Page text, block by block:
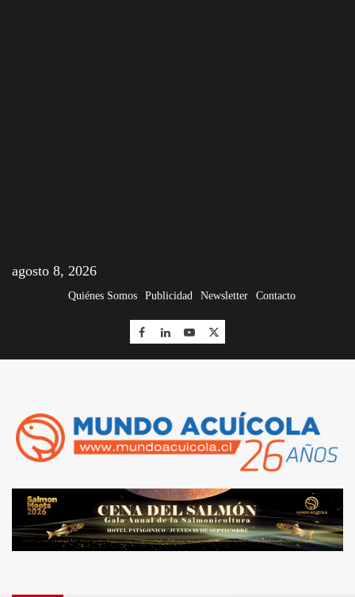
agosto 8, 2026
Quiénes Somos Publicidad Newsletter Contacto